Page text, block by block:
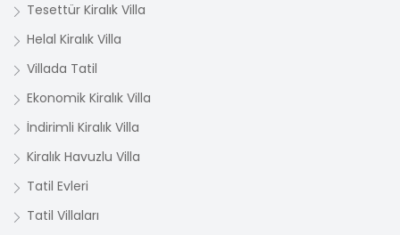
Tesettür Kiralık Villa
Helal Kiralık Villa
Villada Tatil
Ekonomik Kiralık Villa
İndirimli Kiralık Villa
Kiralık Havuzlu Villa
Tatil Evleri
Tatil Villaları